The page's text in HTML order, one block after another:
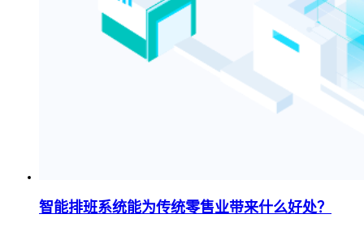
智能排班系统能为传统零售业带来什么好处？